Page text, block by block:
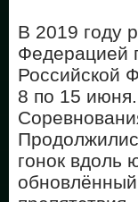
В 2019 году
Федерацией
Российской
8 по 15 июня.
гонок вдоль